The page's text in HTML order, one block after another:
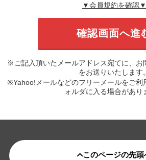
▼会員規約を確認▼
※ご記入頂いたメールアドレス宛てに、お
をお送りいたします。
※Yahoo!メールなどのフリーメールをご利
ォルダに入る場合があり
このページの先頭